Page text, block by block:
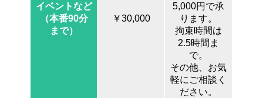
イベントなど
（本番90分
まで）
￥30,000
5,000円で承
ります。
拘束時間は
2.5時間ま
で。
その他、お気
軽にご相談く
ださい。